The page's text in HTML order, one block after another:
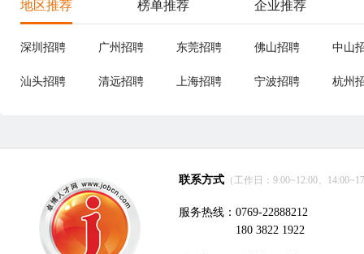
地区推荐 榜单推荐 企业推荐
深圳招聘 广州招聘 东莞招聘 佛山招聘 中山
汕头招聘 清远招聘 上海招聘 宁波招聘 杭州
联系方式 （工作日：9:00~12:00、
服务热线：0769-22888212
180 3822 1922